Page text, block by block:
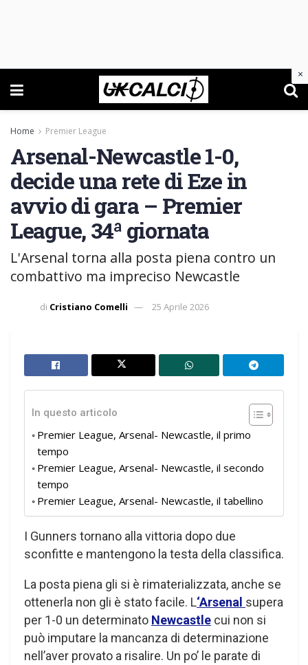
Home Premier League
Arsenal-Newcastle 1-0,
decide una rete di Eze in
avvio di gara – Premier
League, 34ª giornata
L'Arsenal torna alla posta piena contro un
combattivo ma impreciso Newcastle
di Cristiano Comelli 25 Aprile 2026
In questo articolo
Premier League, Arsenal- Newcastle, il primo
tempo
Premier League, Arsenal- Newcastle, il secondo
tempo
Premier League, Arsenal- Newcastle, il tabellino
I Gunners tornano alla vittoria dopo due
sconfitte e mantengono la testa della classifica.
La posta piena gli si è rimaterializzata, anche se
ottenerla non gli è stato facile. L‘Arsenal supera
per 1-0 un determinato Newcastle cui non si
può imputare la mancanza di determinazione
nell’aver provato a risalire. Un po’ le parate di
×